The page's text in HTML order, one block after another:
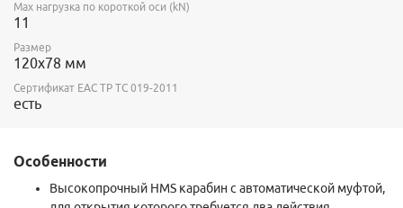
Max нагрузка по короткой оси (kN)
11
Размер
120х78 мм
Сертификат ЕАС ТР ТС 019-2011
есть
Особенности
Высокопрочный HMS карабин с автоматической муфтой,